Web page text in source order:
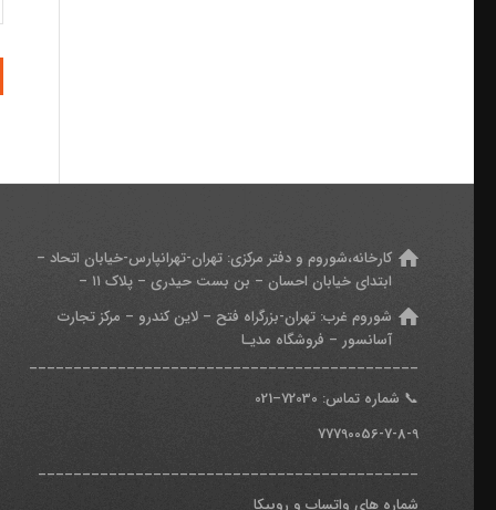
کارخانه،شوروم و دفتر مرکزی:تهران-تهرانپارس-خیابان اتحاد –
ابتدای خیابان احسان – بن بست حیدری – پلاک ۱۱ –
شوروم غرب:تهران-بزرگراه فتح – لاین کندرو – مرکز تجارت
آسانسور – فروشگاه مدیـا
____________________________________________
📞 شماره تماس: 7 2030
–
021
77790056-7-8-9
___________________________________________